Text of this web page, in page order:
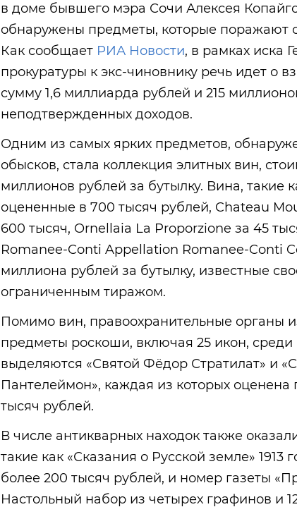
в доме бывшего мэра Сочи Алексея
обнаружены предметы, которые поражают
Как сообщает РИА Новости, в рамках иска
прокуратуры к экс-чиновнику речь идет о
сумму 1,6 миллиарда рублей и 215
неподтвержденных доходов.
Одним из самых ярких предметов,
обысков, стала коллекция элитных вин,
миллионов рублей за бутылку. Вина, такие
оцененные в 700 тысяч рублей, Chateau
600 тысяч, Ornellaia La Proporzione за 45
Romanee-Conti Appellation Romanee-Conti
миллиона рублей за бутылку, известные
ограниченным тиражом.
Помимо вин, правоохранительные органы
предметы роскоши, включая 25 икон, среди
выделяются «Святой Фёдор Стратилат» и
Пантелеймон», каждая из которых
тысяч рублей.
В числе антикварных находок также
такие как «Сказания о Русской земле» 1913
более 200 тысяч рублей, и номер газеты
Настольный набор из четырех графинов и